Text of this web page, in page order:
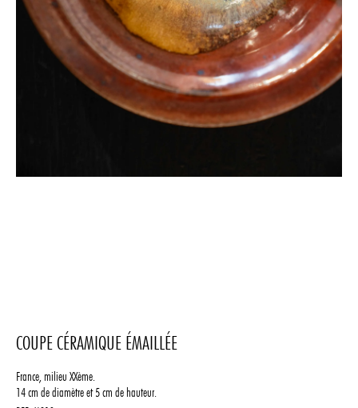
COUPE CÉRAMIQUE ÉMAILLÉE
France, milieu XXème.
14 cm de diamètre et 5 cm de hauteur.